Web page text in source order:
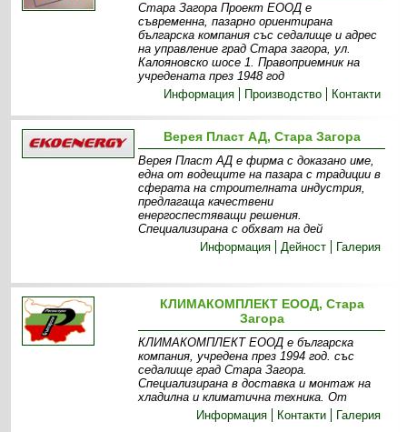
Стара Загора Проект ЕООД е
съвременна, пазарно ориентирана
българска компания със седалище и адрес
на управление град Стара загора, ул.
Калояновско шосе 1. Правоприемник на
учредената през 1948 год
Информация
Производство Контакти
Верея Пласт АД, Стара Загора
Верея Пласт АД е фирма с доказано име,
една от водещите на пазара с традиции в
сферата на строителната индустрия,
предлагаща качествени
енергоспестяващи решения.
Специализирана с обхват на дей
Информация
Дейност Галерия
КЛИМАКОМПЛЕКТ ЕООД, Стара
Загора
КЛИМАКОМПЛЕКТ ЕООД е българска
компания, учредена през 1994 год. със
седалище град Стара Загора.
Специализирана в доставка и монтаж на
хладилна и климатична техника. От
Информация
Контакти Галерия